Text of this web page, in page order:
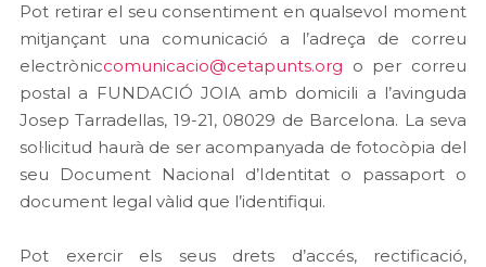
Pot retirar el seu consentiment en qualsevol moment
mitjançant una comunicació a l’adreça de correu
electròniccomunicacio@cetapunts.org o per correu
postal a FUNDACIÓ JOIA amb domicili a l’avinguda
Josep Tarradellas, 19-21, 08029 de Barcelona. La seva
sol·licitud haurà de ser acompanyada de fotocòpia del
seu Document Nacional d’Identitat o passaport o
document legal vàlid que l’identifiqui.
Pot exercir els seus drets d’accés, rectificació,